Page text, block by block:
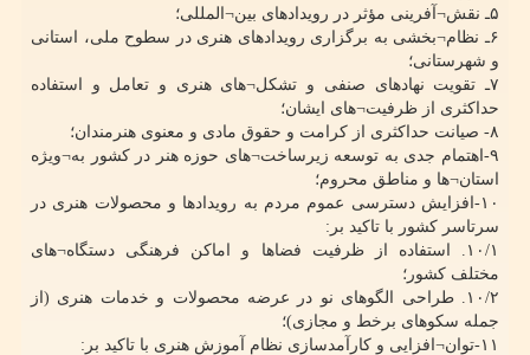
۵ـ نقش¬آفرینی مؤثر در رویدادهای بین¬المللی؛
۶ـ نظام¬بخشی به برگزاری رویدادهای هنری در سطوح ملی، استانی
و شهرستانی؛
۷ـ تقویت نهادهای صنفی و تشکل¬های هنری و تعامل و استفاده
حداکثری از ظرفیت¬های ایشان؛
۸- صیانت حداکثری از کرامت و حقوق مادی و معنوی هنرمندان؛
۹-اهتمام جدی به توسعه زیرساخت¬های حوزه هنر در کشور به¬ویژه
استان¬ها و مناطق محروم؛
۱۰-افزایش دسترسی عموم مردم به رویدادها و محصولات هنری در
سرتاسر کشور با تاکید بر:
۱۰/۱. استفاده از ظرفیت فضاها و اماکن فرهنگی دستگاه¬های
مختلف کشور؛
۱۰/۲. طراحی الگوهای نو در عرضه محصولات و خدمات هنری (از
جمله سکوهای برخط و مجازی)؛
۱۱-توان¬افزایی و کارآمدسازی نظام آموزش هنری با تاکید بر: